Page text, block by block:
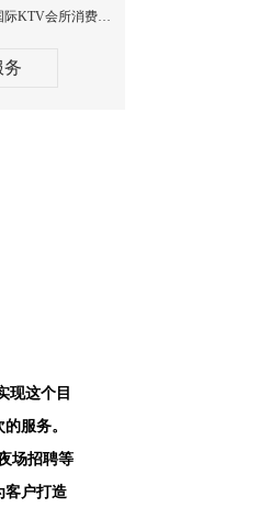
本文详细为你解答至尊国际KTV会所消费价格点评，更多关于荤的KTV陪唱公主美女哪家最多免费咨询1312 0333301微信同步！
务
现这个目
服务。
场招聘等
客户打造